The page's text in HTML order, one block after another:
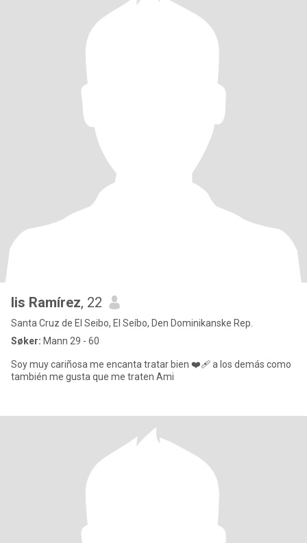
lis Ramírez, 22
Santa Cruz de El Seibo, El Seíbo, Den Dominikanske Rep.
Søker: Mann 29 - 60
Soy muy cariñosa me encanta tratar bien ❤️‍🩹 a los demás como
también me gusta que me traten Ami